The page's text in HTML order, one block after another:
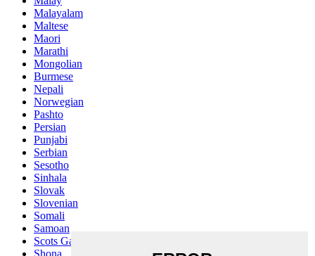
Malayalam
Maltese
Maori
Marathi
Mongolian
Burmese
Nepali
Norwegian
Pashto
Persian
Punjabi
Serbian
Sesotho
Sinhala
Slovak
Slovenian
Somali
Samoan
Scots Gaelic